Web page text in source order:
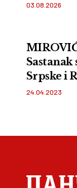
03.08.2026
Sastanak
Srpske i
24.04.2023